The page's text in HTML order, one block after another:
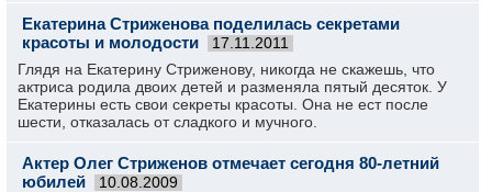
Екатерина Стриженова поделилась секретами
красоты и молодости
17.11.2011
Глядя на Екатерину Стриженову, никогда не скажешь, что
актриса родила двоих детей и разменяла пятый десяток. У
Екатерины есть свои секреты красоты. Она не ест после
шести, отказалась от сладкого и мучного.
Актер Олег Стриженов отмечает сегодня 80-летний
юбилей
10.08.2009